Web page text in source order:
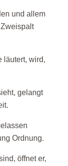
und allem
läutert, wird,
gelangt
Ordnung.
öffnet er,